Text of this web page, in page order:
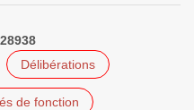
Délibérations
de fonction